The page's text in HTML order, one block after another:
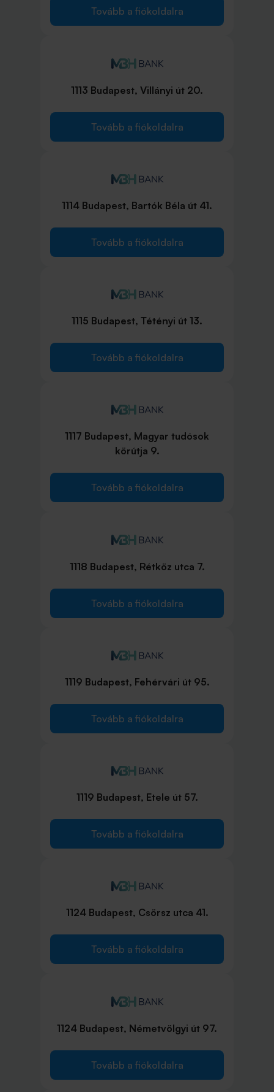
Tovább a fiókoldalra
1113 Budapest, Villányi út 20.
Tovább a fiókoldalra
1114 Budapest, Bartók Béla út 41.
Tovább a fiókoldalra
1115 Budapest, Tétényi út 13.
Tovább a fiókoldalra
1117 Budapest, Magyar tudósok
körútja 9.
Tovább a fiókoldalra
1118 Budapest, Rétköz utca 7.
Tovább a fiókoldalra
1119 Budapest, Fehérvári út 95.
Tovább a fiókoldalra
1119 Budapest, Etele út 57.
Tovább a fiókoldalra
1124 Budapest, Csörsz utca 41.
Tovább a fiókoldalra
1124 Budapest, Németvölgyi út 97.
Tovább a fiókoldalra